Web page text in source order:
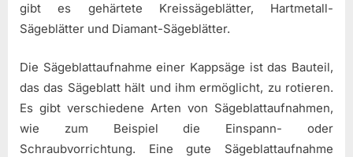
gibt es gehärtete Kreissägeblätter, Hartmetall-
Sägeblätter und Diamant-Sägeblätter.
Die Sägeblattaufnahme einer Kappsäge ist das Bauteil,
das das Sägeblatt hält und ihm ermöglicht, zu rotieren.
Es gibt verschiedene Arten von Sägeblattaufnahmen,
wie zum Beispiel die Einspann- oder
Schraubvorrichtung. Eine gute Sägeblattaufnahme